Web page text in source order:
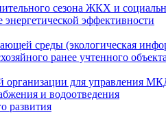
сезона ЖКХ и
эффективности
среды (экологическая
ранее учтенного
организации для управления
и водоотведения
развития